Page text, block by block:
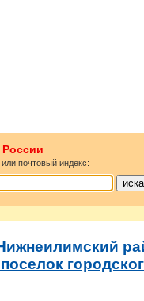
почтовый индекс: